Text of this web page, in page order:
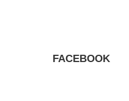
FACEBOOK